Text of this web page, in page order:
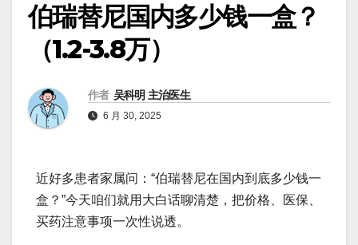
伯瑞替尼国内多少钱一盒？
（1.2-3.8万）
作者 吴科明 主治医生
6 月 30, 2025
近好多患者家属问：“伯瑞替尼在国内到底多少钱一
盒？”今天咱们就用大白话聊清楚，把价格、医保、
买药注意事项一次性说透。